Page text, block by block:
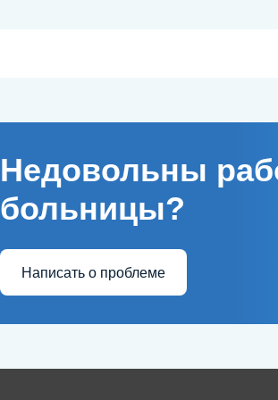
Недовольны
больницы?
Написать о проблеме